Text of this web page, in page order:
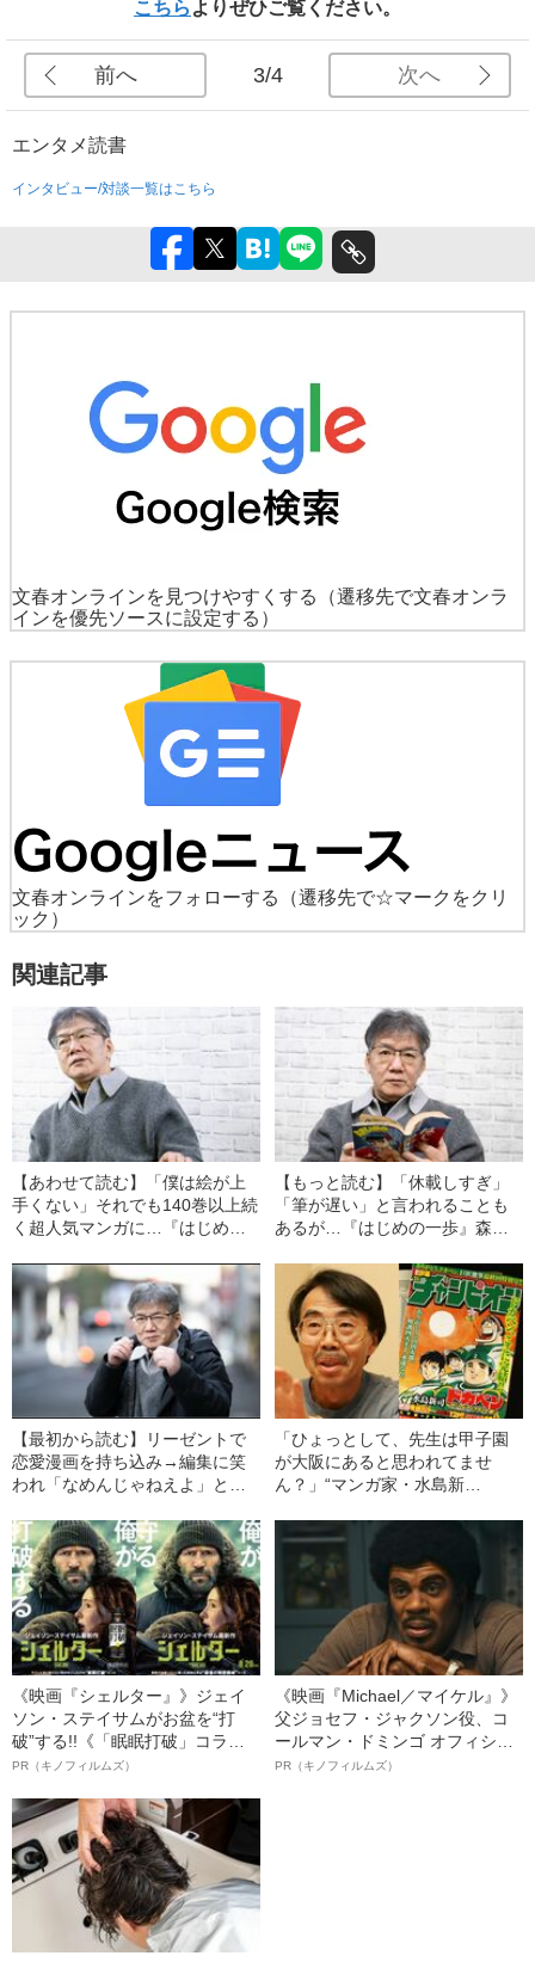
こちら よりぜひご覧ください。
前へ 3/4 次へ
エンタメ読書
インタビュー/対談一覧はこちら
文春オンラインを見つけやすくする
（遷移先で文春オンラ
インを優先ソースに設定する）
文春オンラインをフォローする
（遷移先で☆マークをクリ
ック）
関連記事
【あわせて読む】「僕は絵が上
手くない」それでも140巻以上続
く超人気マンガに…『はじめの
以上にわたって連載を続けられ
た「原動力」
【もっと読む】「休載しすぎ」
「筆が遅い」と言われることも
あるが…『はじめの一歩』森川
苦労」
【最初から読む】リーゼントで
恋愛漫画を持ち込み→編集に笑
われ「なめんじゃねえよ」と…
（60）が振り返る下積み時代
「ひょっとして、先生は甲子園
が大阪にあると思われてませ
ん？」“マンガ家・水島新
《映画『シェルター』》ジェイ
ソン・ステイサムがお盆を“打
破”する!!《「眠眠打破」コラ
ボ》
PR（キノフィルムズ）
《映画『Michael／マイケル』》
父ジョセフ・ジャクソン役、コ
ールマン・ドミンゴ オフィシャ
ルインタビュー“観客を魅了した
PR（キノフィルムズ）